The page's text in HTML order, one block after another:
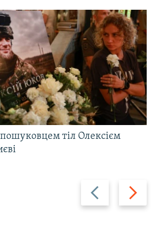
Назад Вперед
тіл Олексієм